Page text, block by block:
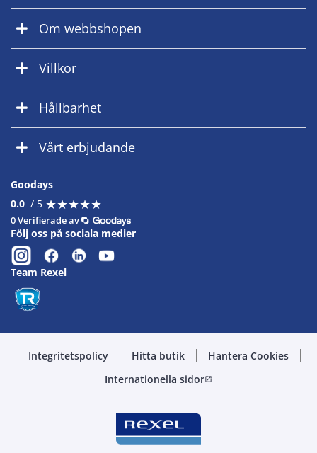
Om webbshopen
Villkor
Hållbarhet
Vårt erbjudande
Goodays
0.0 / 5 ★★★★★
★★★★★
0 Verifierade av
Följ oss på sociala medier
Team Rexel
Integritetspolicy Hitta butik
Hantera Cookies
Internationella sidoropen_in_new